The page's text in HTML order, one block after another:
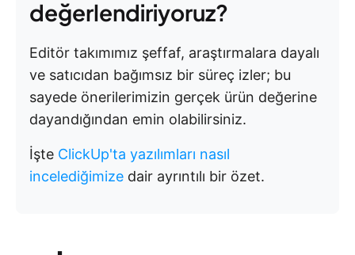
değerlendiriyoruz?
Editör takımımız şeffaf, araştırmalara dayalı
ve satıcıdan bağımsız bir süreç izler; bu
sayede önerilerimizin gerçek ürün değerine
dayandığından emin olabilirsiniz.
İşte ClickUp'ta yazılımları nasıl
incelediğimize dair ayrıntılı bir özet.